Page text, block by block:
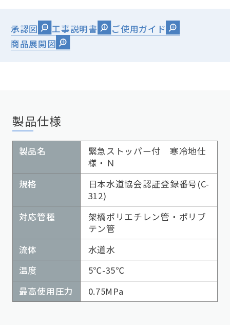
承認図 工事説明書
ご使用ガイド
商品展開図
製品仕様
製品名
緊急ストッパー付 寒冷地仕
様・Ｎ
規格
日本水道協会認証登録番号(C-
312)
対応管種
架橋ポリエチレン管・ポリブ
テン管
流体
水道水
温度
5℃-35℃
最高使用圧力
0.75MPa